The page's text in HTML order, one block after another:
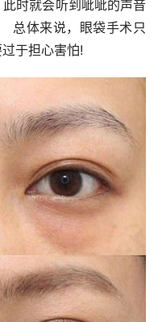
时就会听到呲呲的声音
总体来说，眼袋手术只
于担心害怕!